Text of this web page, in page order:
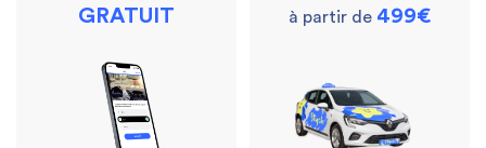
GRATUIT à partir de 499€